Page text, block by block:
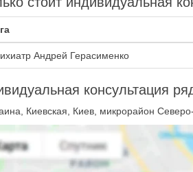
Андрей Герасименко
консультация
Киевская, Киев, микрорайон